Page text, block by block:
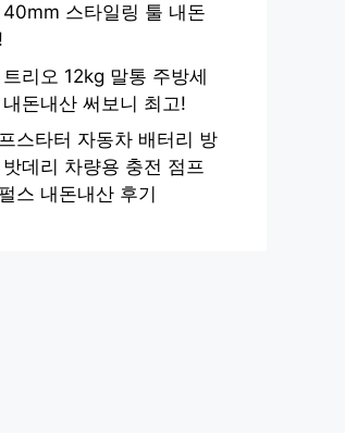
40mm 스타일링 툴 내돈
리오 12kg 말통 주방세
돈내산 써보니 최고!
스타터 자동차 배터리 방
데리 차량용 충전 점프
스 내돈내산 후기